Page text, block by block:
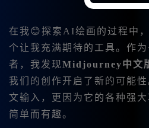
在我😊探索AI绘画的过程中，
个让我充满期待的工具。作
者，我发现Midjourney中文
我们的创作开启了新的可能
文输入，更因为它的各种强
简单而有趣。